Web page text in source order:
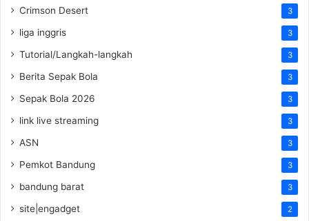
Crimson Desert 3
liga inggris 3
Tutorial/Langkah-langkah 3
Berita Sepak Bola 3
Sepak Bola 2026 3
link live streaming 3
ASN 3
Pemkot Bandung 3
bandung barat 3
site|engadget 2